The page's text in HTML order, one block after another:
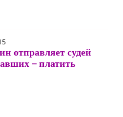
отправляет судей
– платить